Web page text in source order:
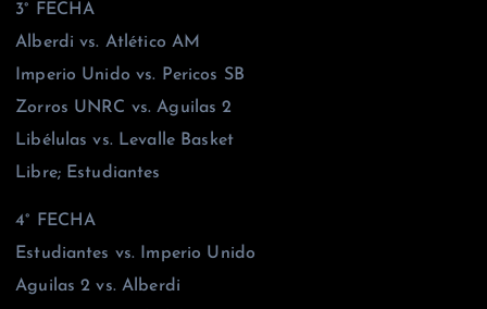
3° FECHA
Alberdi vs. Atlético AM
Imperio Unido vs. Pericos SB
Zorros UNRC vs. Aguilas 2
Libélulas vs. Levalle Basket
Libre; Estudiantes
4° FECHA
Estudiantes vs. Imperio Unido
Aguilas 2 vs. Alberdi